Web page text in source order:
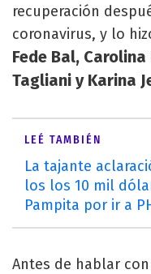
recuperación
coronavirus, y lo
Fede Bal,
Tagliani y Karina
LEÉ TAMBIÉN
La tajante
los los 10 mil
Pampita por ir a
Antes de hablar